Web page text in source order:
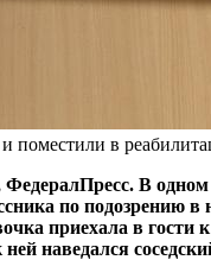
поместили в
В одном
по подозрению в
приехала в гости
наведался